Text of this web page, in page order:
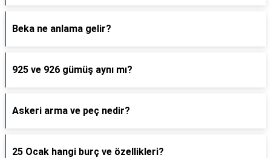
Beka ne anlama gelir?
925 ve 926 gümüş aynı mı?
Askeri arma ve peç nedir?
25 Ocak hangi burç ve özellikleri?